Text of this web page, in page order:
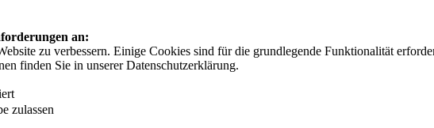
an:
zu verbessern. Einige Cookies sind für die grundlegende Funktionalität
finden Sie in unserer Datenschutzerklärung.
zulassen